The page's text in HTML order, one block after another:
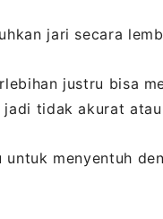
jari secara
justru bisa
jadi tidak akurat
untuk menyentuh